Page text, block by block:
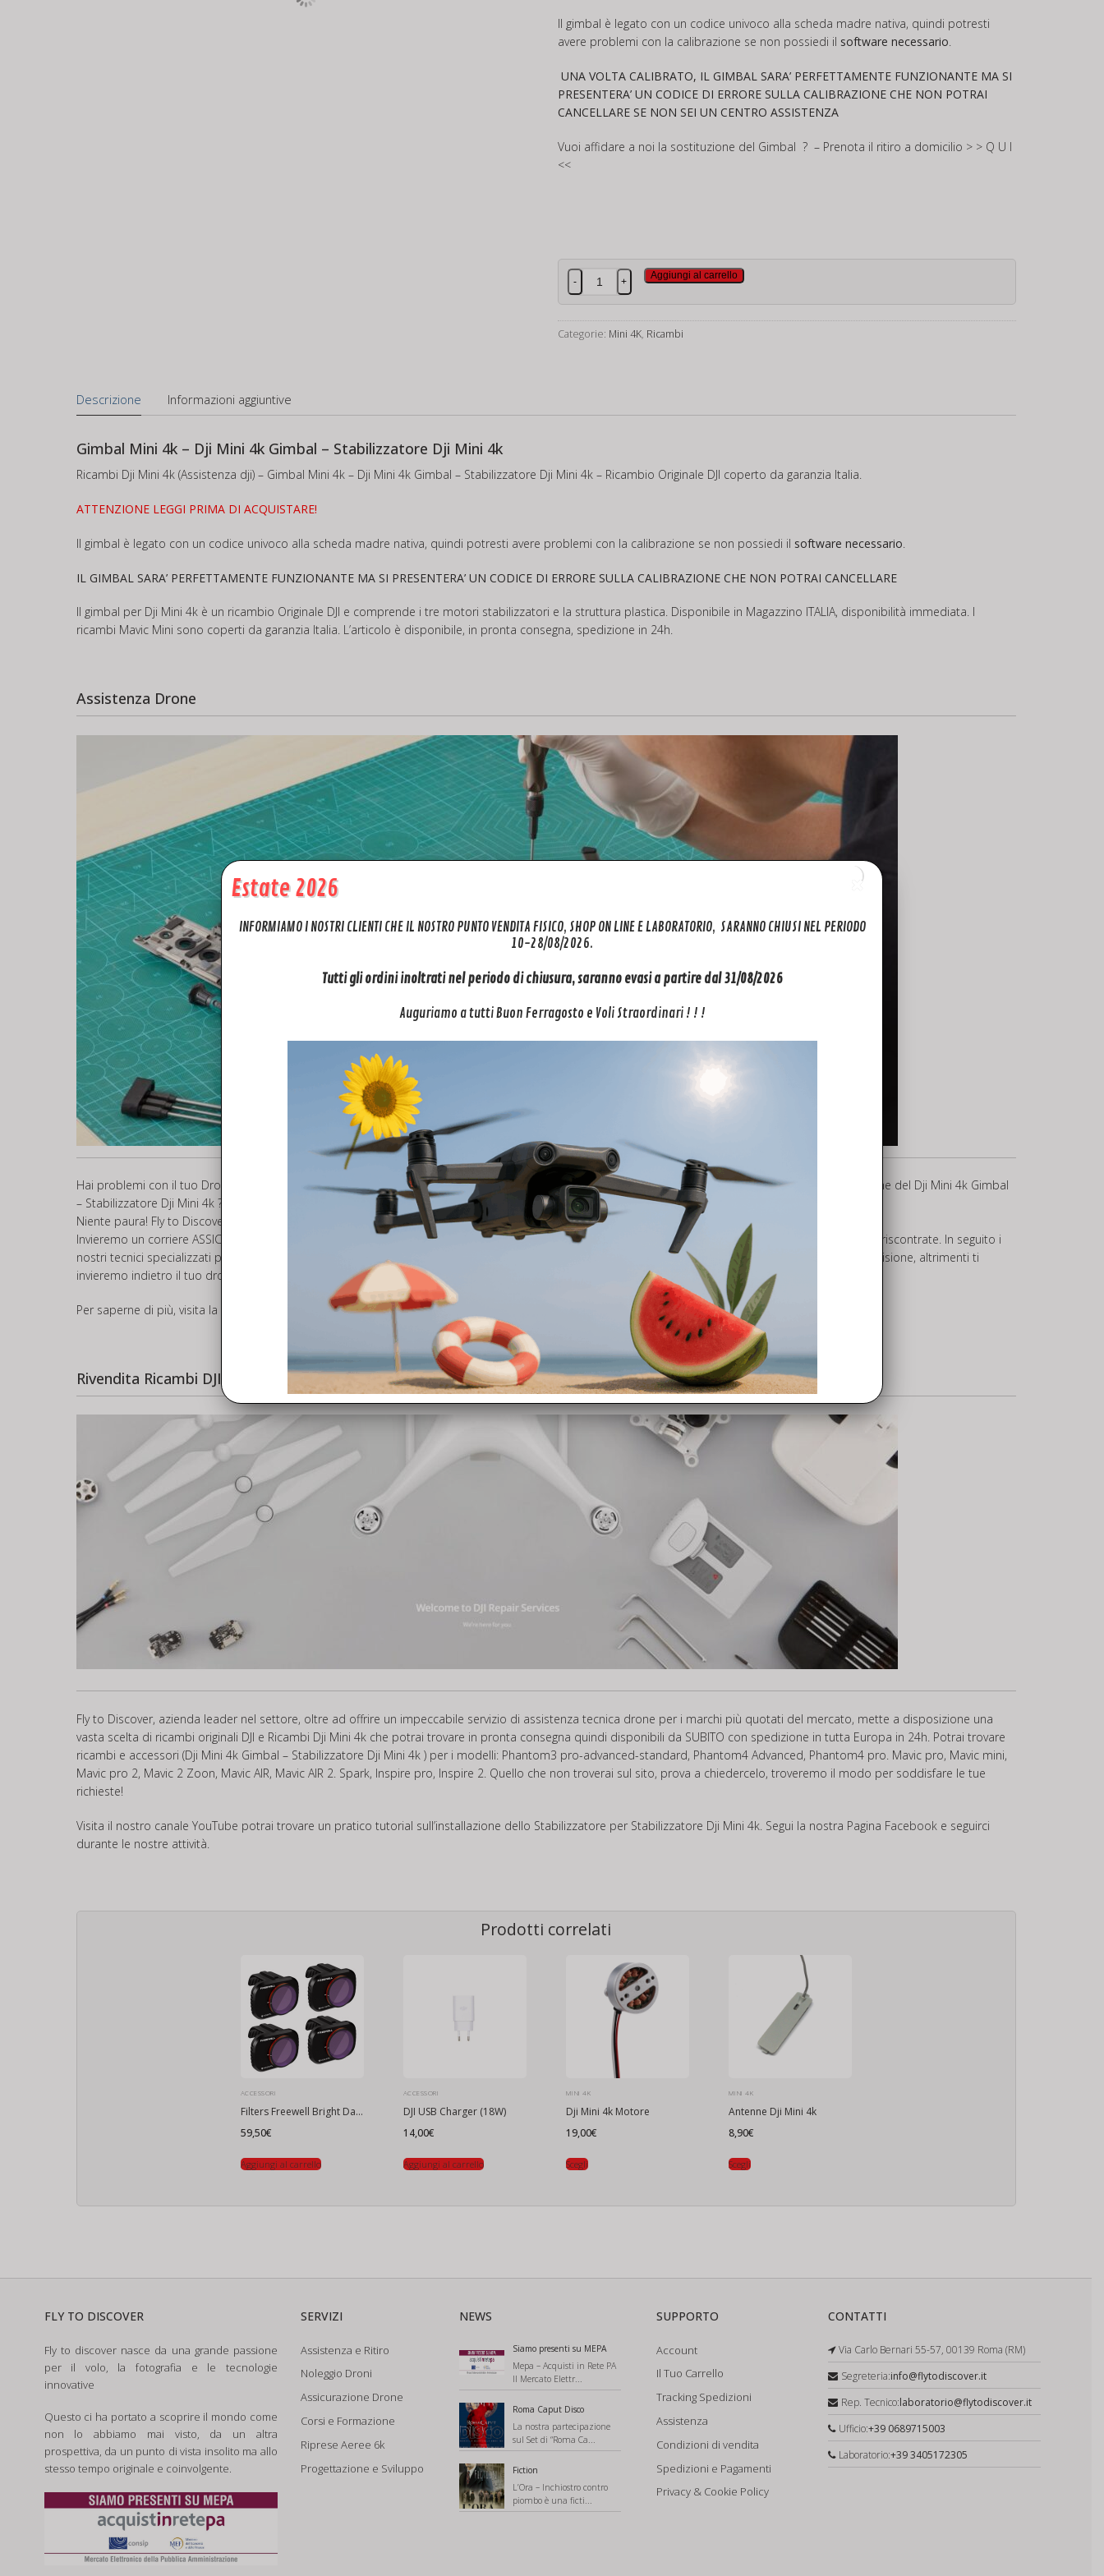
Il gimbal è legato con un codice univoco alla scheda madre nativa, quindi potresti
avere problemi con la calibrazione se non possiedi il software necessario.
UNA VOLTA CALIBRATO, IL GIMBAL SARA’ PERFETTAMENTE FUNZIONANTE MA SI
PRESENTERA’ UN CODICE DI ERRORE SULLA CALIBRAZIONE CHE NON POTRAI
CANCELLARE SE NON SEI UN CENTRO ASSISTENZA
Vuoi affidare a noi la sostituzione del Gimbal ? – Prenota il ritiro a domicilio > > Q U I
<<
Stabilizzatore
Dji
4k
- +
Aggiungi al carrello
Categorie: Mini 4K, Ricambi
Descrizione Informazioni aggiuntive
Gimbal Mini 4k – Dji Mini 4k Gimbal – Stabilizzatore Dji Mini 4k
Ricambi Dji Mini 4k (Assistenza dji) – Gimbal Mini 4k – Dji Mini 4k Gimbal – Stabilizzatore Dji Mini 4k – Ricambio Originale DJI coperto da garanzia Italia.
ATTENZIONE LEGGI PRIMA DI ACQUISTARE!
Il gimbal è legato con un codice univoco alla scheda madre nativa, quindi potresti avere problemi con la calibrazione se non possiedi il software necessario.
IL GIMBAL SARA’ PERFETTAMENTE FUNZIONANTE MA SI PRESENTERA’ UN CODICE DI ERRORE SULLA CALIBRAZIONE CHE NON POTRAI CANCELLARE
Il gimbal per Dji Mini 4k è un ricambio Originale DJI e comprende i tre motori stabilizzatori e la struttura plastica. Disponibile in Magazzino ITALIA, disponibilità immediata. I
ricambi Mavic Mini sono coperti da garanzia Italia. L’articolo è disponibile, in pronta consegna, spedizione in 24h.
Assistenza Drone
Hai problemi con il tuo Drone o Controller e vuoi inviarcelo per assistenza, revisione o semplicemente per un controllo? Vuoi affidare a noi la sostituzione del Dji Mini 4k Gimbal
– Stabilizzatore Dji Mini 4k ?
Niente paura! Fly to Discover offre il servizio di
ASSISTENZA DRONE per i marchi DJI, PARROT.
Invieremo un corriere ASSICURATO a ritirare il tuo drone/controller in seguito procederemo al controllo in laboratorio e ad identificare le problematiche riscontrate. In seguito i
nostri tecnici specializzati provvederanno ad inviarti un preventivo di spesa GRATUITO!!! Deciderai solo allora se procedere o meno alla riparazione o revisione, altrimenti ti
invieremo indietro il tuo drone.
Per saperne di più, visita la pagina dedicata all’assistenza tecnica per il tuo drone
Rivendita Ricambi DJI
Fly to Discover, azienda leader nel settore, oltre ad offrire un impeccabile servizio di assistenza tecnica drone per i marchi più quotati del mercato, mette a disposizione una
vasta scelta di ricambi originali DJI e Ricambi Dji Mini 4k che potrai trovare in pronta consegna quindi disponibili da SUBITO con spedizione in tutta Europa in 24h. Potrai trovare
ricambi e accessori (Dji Mini 4k Gimbal – Stabilizzatore Dji Mini 4k ) per i modelli: Phantom3 pro-advanced-standard, Phantom4 Advanced, Phantom4 pro. Mavic pro, Mavic mini,
Mavic pro 2, Mavic 2 Zoon, Mavic AIR, Mavic AIR 2. Spark, Inspire pro, Inspire 2. Quello che non troverai sul sito, prova a chiedercelo, troveremo il modo per soddisfare le tue
richieste!
Visita il nostro canale YouTube potrai trovare un pratico tutorial sull’installazione dello Stabilizzatore per Stabilizzatore Dji Mini 4k. Segui la nostra Pagina Facebook e seguirci
durante le nostre attività.
Prodotti correlati
ACCESSORI
Filters Freewell Bright Day per DJI Mini 4k (confezione da 4)
59,50€
Aggiungi al carrello
ACCESSORI
DJI USB Charger (18W)
14,00€
Aggiungi al carrello
MINI 4K
Dji Mini 4k Motore
19,00€
Scegli
MINI 4K
Antenne Dji Mini 4k
8,90€
Scegli
FLY TO DISCOVER
Fly to discover nasce da una grande passione
per il volo, la fotografia e le tecnologie
innovative
Questo ci ha portato a scoprire il mondo come
non lo abbiamo mai visto, da un altra
prospettiva, da un punto di vista insolito ma allo
stesso tempo originale e coinvolgente.
SERVIZI
Assistenza e Ritiro
Noleggio Droni
Assicurazione Drone
Corsi e Formazione
Riprese Aeree 6k
Progettazione e Sviluppo
NEWS
Siamo presenti su MEPA
Mepa – Acquisti in Rete PA
Il Mercato Elettr...
Roma Caput Disco
La nostra partecipazione
sul Set di “Roma Ca...
Fiction
L’Ora – Inchiostro contro
piombo è una ficti...
SUPPORTO
Account
Il Tuo Carrello
Tracking Spedizioni
Assistenza
Condizioni di vendita
Spedizioni e Pagamenti
Privacy & Cookie Policy
CONTATTI
Via Carlo Bernari 55-57, 00139 Roma (RM)
Segreteria:info@flytodiscover.it
Rep. Tecnico:laboratorio@flytodiscover.it
Ufficio:+39 0689715003
Laboratorio:+39 3405172305
Estate 2026
INFORMIAMO I NOSTRI CLIENTI CHE IL NOSTRO PUNTO VENDITA FISICO, SHOP ON LINE E LABORATORIO, SARANNO CHIUSI NEL PERIODO
10-28/08/2026.
Tutti gli ordini inoltrati nel periodo di chiusura, saranno evasi a partire dal 31/08/2026
Auguriamo a tutti Buon Ferragosto e Voli Straordinari ! ! !